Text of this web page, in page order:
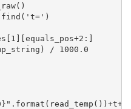
/ 1000.0